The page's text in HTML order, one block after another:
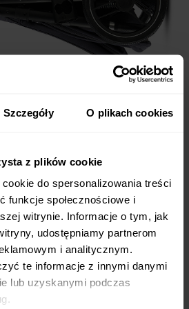
Szczegóły O plikach cookies
z plików cookie
do spersonalizowania treści
funkcje społecznościowe i
witrynie. Informacje o tym, jak
udostępniamy partnerom
i analitycznym.
te informacje z innymi danymi
lub uzyskanymi podczas